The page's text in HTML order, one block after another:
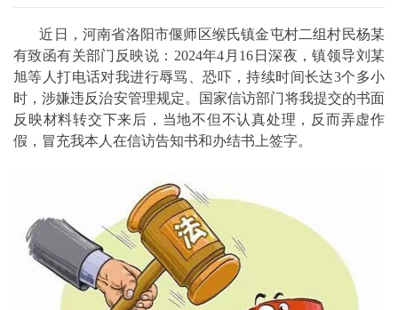
近日，河南省洛阳市偃师区缑氏镇金屯村二组村民杨某
有致函有关部门反映说：2024年4月16日深夜，镇领导刘某
旭等人打电话对我进行辱骂、恐吓，持续时间长达3个多小
时，涉嫌违反治安管理规定。国家信访部门将我提交的书面
反映材料转交下来后，当地不但不认真处理，反而弄虚作
假，冒充我本人在信访告知书和办结书上签字。